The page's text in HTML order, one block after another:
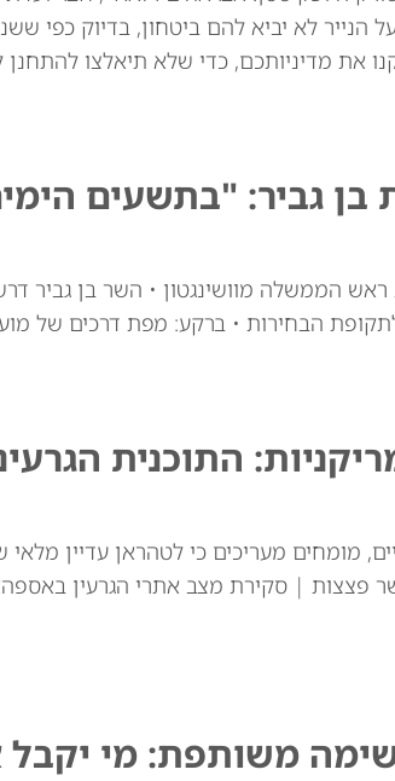
לא יביא להם ביטחון, בדיוק כפי
את מדיניותכם, כדי שלא תיאלצו להתחנן
גביר: "בתשעים
הממשלה מוושינגטון • השר בן גביר
הבחירות • ברקע: מפת דרכים של
התוכנית
פצצות | סקירת מצב אתרי הגרעין
משותפת: מי